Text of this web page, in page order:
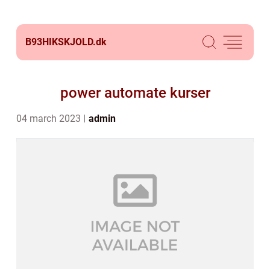
B93HIKSKJOLD.dk
power automate kurser
04 march 2023 admin